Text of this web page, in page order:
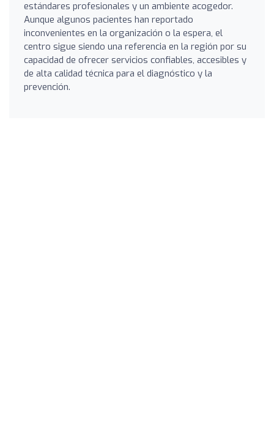
estándares profesionales y un ambiente acogedor.
Aunque algunos pacientes han reportado
inconvenientes en la organización o la espera, el
centro sigue siendo una referencia en la región por su
capacidad de ofrecer servicios confiables, accesibles y
de alta calidad técnica para el diagnóstico y la
prevención.